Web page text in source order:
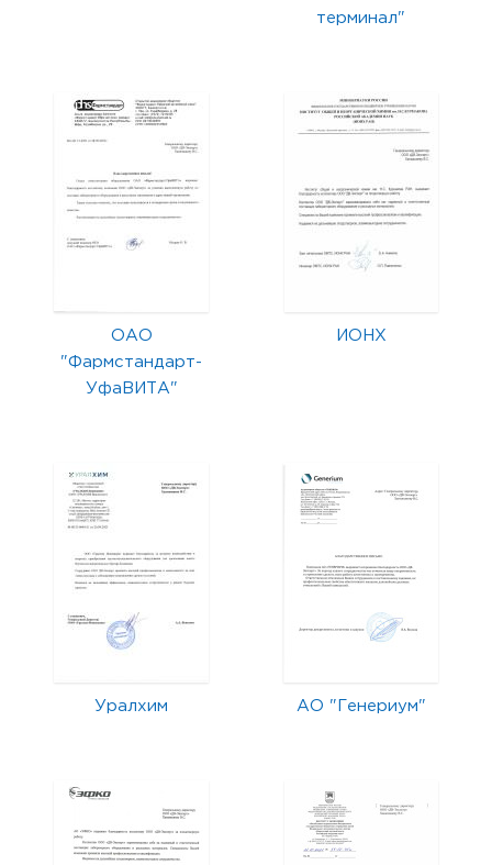
терминал"
ОАО
"Фармстандарт-
УфаВИТА"
ИОНХ
Уралхим АО "Генериум"